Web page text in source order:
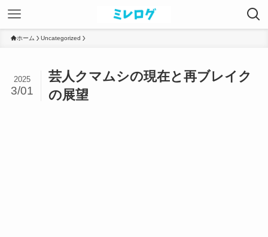
ホーム Uncategorized
芸人クマムシの現在と再ブレイク
の展望
2025
3/01